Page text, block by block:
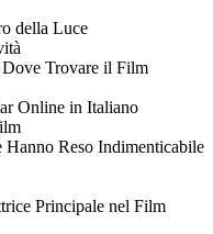
della Luce
Trovare il Film
Online in Italiano
Reso Indimenticabile
Principale nel Film